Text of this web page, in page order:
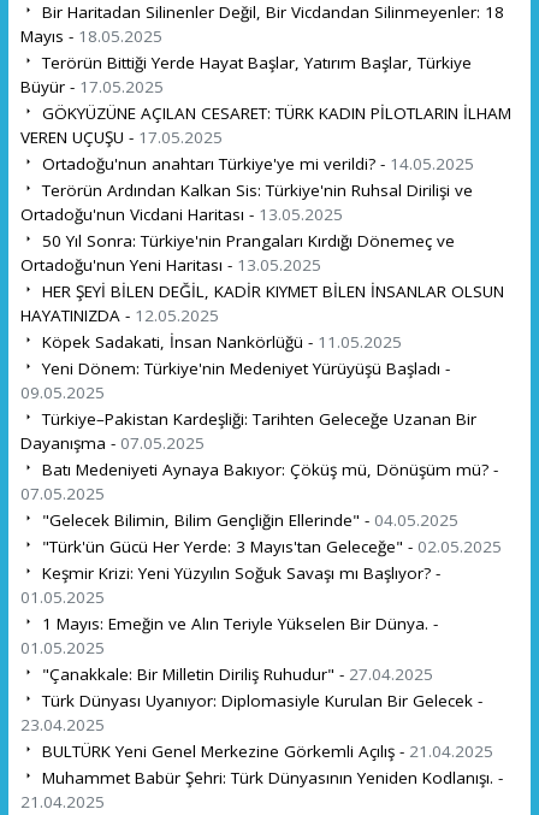
Bir Haritadan Silinenler Değil, Bir Vicdandan Silinmeyenler: 18
Mayıs - 18.05.2025
Terörün Bittiği Yerde Hayat Başlar, Yatırım Başlar, Türkiye
Büyür - 17.05.2025
GÖKYÜZÜNE AÇILAN CESARET: TÜRK KADIN PİLOTLARIN İLHAM
VEREN UÇUŞU - 17.05.2025
Ortadoğu'nun anahtarı Türkiye'ye mi verildi? - 14.05.2025
Terörün Ardından Kalkan Sis: Türkiye'nin Ruhsal Dirilişi ve
Ortadoğu'nun Vicdani Haritası - 13.05.2025
50 Yıl Sonra: Türkiye'nin Prangaları Kırdığı Dönemeç ve
Ortadoğu'nun Yeni Haritası - 13.05.2025
HER ŞEYİ BİLEN DEĞİL, KADİR KIYMET BİLEN İNSANLAR OLSUN
HAYATINIZDA - 12.05.2025
Köpek Sadakati, İnsan Nankörlüğü - 11.05.2025
Yeni Dönem: Türkiye'nin Medeniyet Yürüyüşü Başladı -
09.05.2025
Türkiye–Pakistan Kardeşliği: Tarihten Geleceğe Uzanan Bir
Dayanışma - 07.05.2025
Batı Medeniyeti Aynaya Bakıyor: Çöküş mü, Dönüşüm mü? -
07.05.2025
"Gelecek Bilimin, Bilim Gençliğin Ellerinde" - 04.05.2025
"Türk'ün Gücü Her Yerde: 3 Mayıs'tan Geleceğe" - 02.05.2025
Keşmir Krizi: Yeni Yüzyılın Soğuk Savaşı mı Başlıyor? -
01.05.2025
1 Mayıs: Emeğin ve Alın Teriyle Yükselen Bir Dünya. -
01.05.2025
"Çanakkale: Bir Milletin Diriliş Ruhudur" - 27.04.2025
Türk Dünyası Uyanıyor: Diplomasiyle Kurulan Bir Gelecek -
23.04.2025
BULTÜRK Yeni Genel Merkezine Görkemli Açılış - 21.04.2025
Muhammet Babür Şehri: Türk Dünyasının Yeniden Kodlanışı. -
21.04.2025